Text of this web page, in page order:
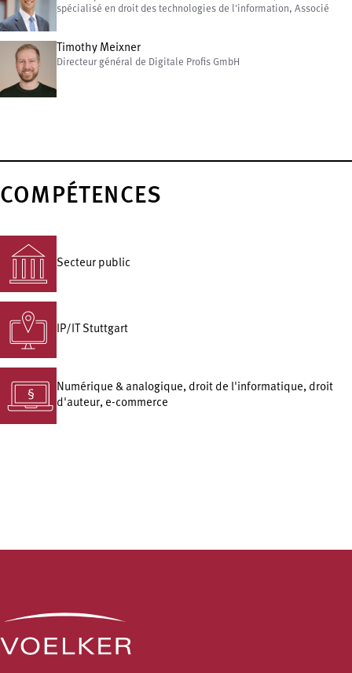
spécialisé en droit des technologies de l'information, Associé
Timothy Meixner
Directeur général de Digitale Profis GmbH
COMPÉTENCES
Secteur public
IP/IT Stuttgart
Numérique & analogique, droit de l'informatique, droit
d'auteur, e-commerce